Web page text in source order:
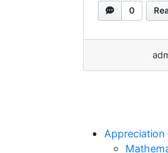
更令人惊讶
始遵循某种
易带负电。
0
Appreciation